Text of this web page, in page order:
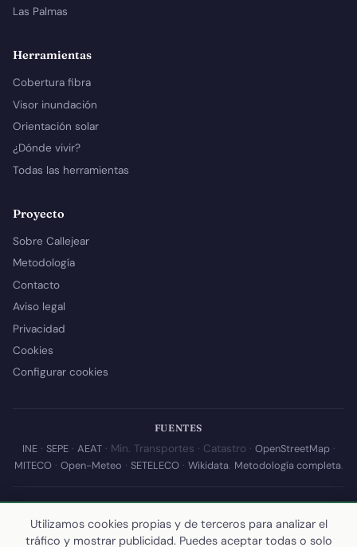
Las Palmas
Herramientas
Cobertura fibra
Visor inundación
Orientación solar
¿Dónde vivir?
Todas las herramientas
Proyecto
Sobre Callejear
Metodología
Contacto
Aviso legal
Privacidad
Cookies
Configurar cookies
FUENTES
INE· SEPE· AEAT· Min. Transportes · Catastro · OpenStreetMap·
MITECO· Open-Meteo · SETELECO· Wikidata. Metodología completa.
abiertos. Desarrollado y mantenido porYoel Castaño.
Utilizamos cookies propias y de terceros para analizar el
tráfico y mostrar publicidad. Puedes aceptar todas o solo